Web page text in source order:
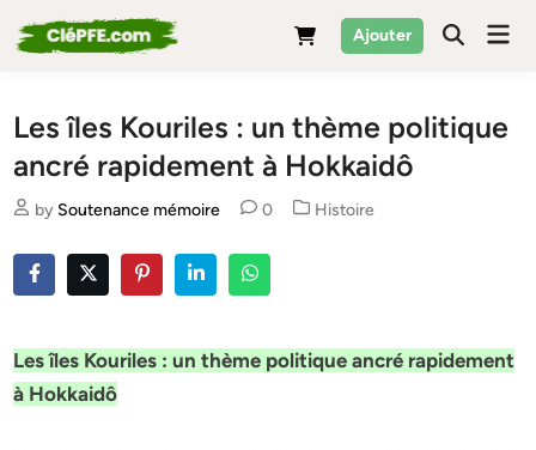
to
Ajouter
Les îles Kouriles : un thème politique
ancré rapidement à Hokkaidô
by Soutenance mémoire 0
Posted
Histoire
Les îles Kouriles : un thème politique ancré rapidement
à Hokkaidô